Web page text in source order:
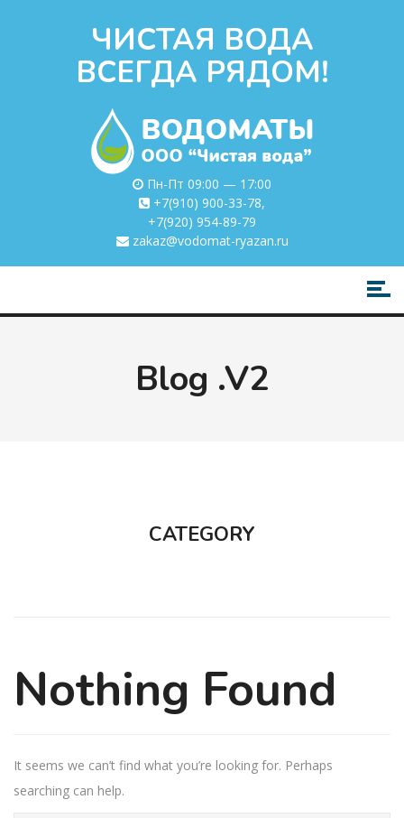
ЧИСТАЯ ВОДА
ВСЕГДА РЯДОМ!
Пн-Пт 09:00 — 17:00
+7(910) 900-33-78,
+7(920) 954-89-79
zakaz@vodomat-ryazan.ru
Blog .v2
CATEGORY
Nothing Found
It seems we can’t find what you’re looking for. Perhaps
searching can help.